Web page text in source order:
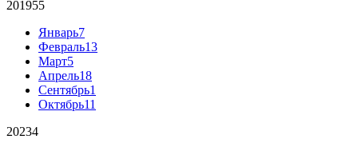
201955
Январь7
Февраль13
Март5
Апрель18
Сентябрь1
Октябрь11
20234